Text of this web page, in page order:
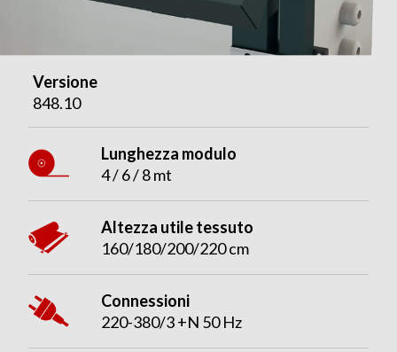
Versione
848.10
Lunghezza modulo
4 / 6 / 8 mt
Altezza utile tessuto
160/180/200/220 cm
Connessioni
220-380/3 +N 50 Hz